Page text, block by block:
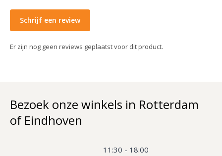
Schrijf een review
Er zijn nog geen reviews geplaatst voor dit product.
Bezoek onze winkels in Rotterdam
of Eindhoven
11:30 - 18:00